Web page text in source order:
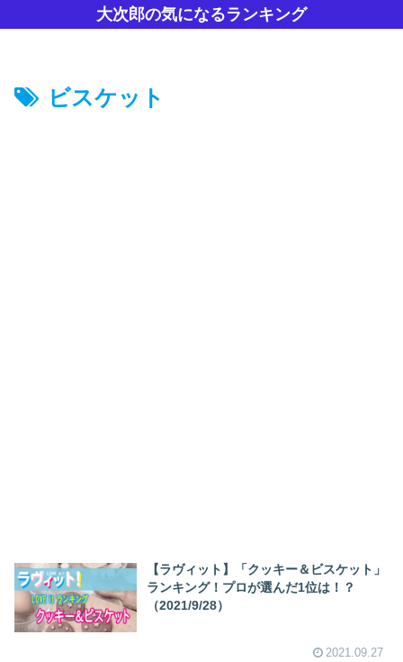
大次郎の気になるランキング
ビスケット
【ラヴィット】「クッキー＆ビスケット」
ランキング！プロが選んだ1位は！？
（2021/9/28）
2021.09.27